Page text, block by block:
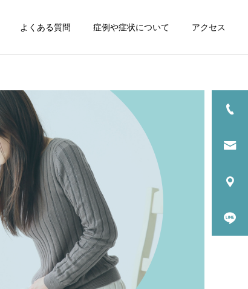
よくある質問 症例や症状について アクセス
詳細を見る
自律神経失調症
膝の痛み
オスグット病（オスグット
－シュラッター）の整体に
ついて